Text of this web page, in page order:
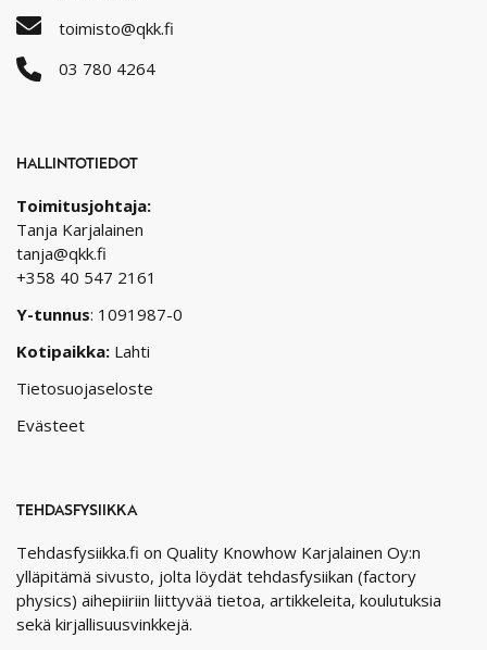
toimisto@qkk.fi
03 780 4264
HALLINTOTIEDOT
Toimitusjohtaja:
Tanja Karjalainen
tanja@qkk.fi
+358 40 547 2161
Y-tunnus: 1091987-0
Kotipaikka: Lahti
Tietosuojaseloste
Evästeet
TEHDASFYSIIKKA
Tehdasfysiikka.fi on Quality Knowhow Karjalainen Oy:n
ylläpitämä sivusto, jolta löydät tehdasfysiikan (factory
physics) aihepiiriin liittyvää tietoa, artikkeleita, koulutuksia
sekä kirjallisuusvinkkejä.